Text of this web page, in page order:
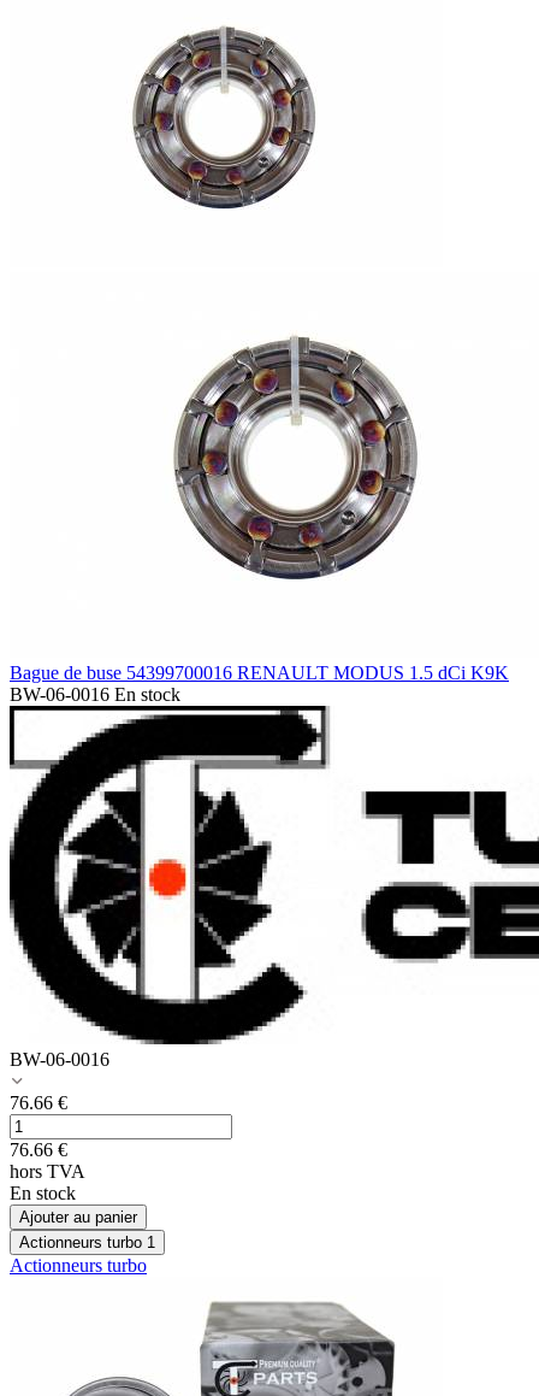
Bague de buse 54399700016 RENAULT MODUS 1.5 dCi K9K
BW-06-0016 En stock
BW-06-0016
76.66 €
76.66 €
hors TVA
En stock
Ajouter au panier
Actionneurs turbo 1
Actionneurs turbo